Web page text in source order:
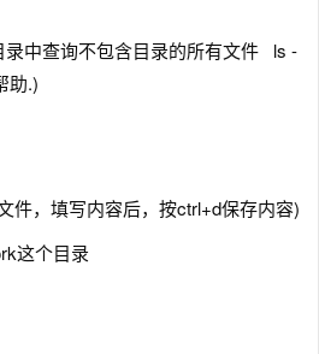
录中查询不包含目录的所有文件 ls -
.)
件，填写内容后，按ctrl+d保存内容)
这个目录